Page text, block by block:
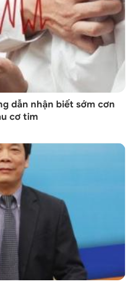
dẫn nhận biết sớm cơn
cơ tim